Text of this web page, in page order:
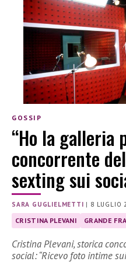
GOSSIP
“Ho la galleria
concorrente
sexting sui
SARA GUGLIELMETTI | 8 LUGLIO
CRISTINA PLEVANI GRANDE
Cristina Plevani, storica
social: “Ricevo foto intime